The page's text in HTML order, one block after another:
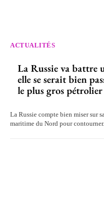
ACTUALITÉS
La Russie va battre
elle se serait bien
le plus gros
La Russie compte bien miser sur
maritime du Nord pour